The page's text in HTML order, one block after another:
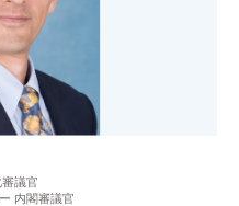
議官
内閣審議官